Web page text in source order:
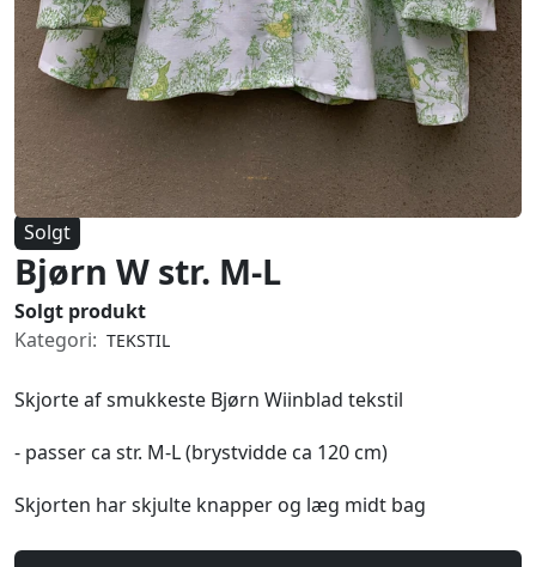
Solgt
Bjørn W str. M-L
Solgt produkt
Kategori: TEKSTIL
Skjorte af smukkeste Bjørn Wiinblad tekstil
- passer ca str. M-L (brystvidde ca 120 cm)
Skjorten har skjulte knapper og læg midt bag